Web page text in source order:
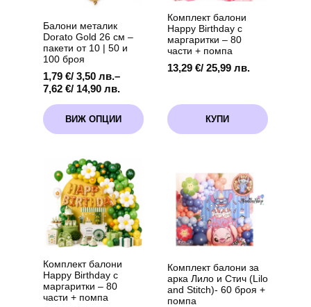
Балони металик
Dorato Gold 26 см –
пакети от 10 | 50 и
100 броя
1,79 €/ 3,50 лв.–
7,62 €/ 14,90 лв.
Price
1,79 €
/
3,50 лв.
7,62 €
14,90 лв.
ВИЖ ОПЦИИ
This
product
has
variants.
The
options
may
chosen
on
the
product
page
Комплект балони
Happy Birthday с
маргаритки – 80
части + помпа
13,29 €/ 25,99 лв.
КУПИ
Комплект балони
Happy Birthday с
маргаритки – 80
части + помпа
Комплект балони за
арка Лило и Стич (Lilo
and Stitch)- 60 броя +
помпа